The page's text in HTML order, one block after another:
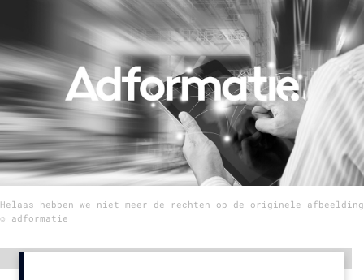
Menu
Home
9 sept: GenAI-training
12 nov: MarketingLive!
Adverteren
Events
Helaas hebben we niet meer de rechten op de originele afbeelding
© adformatie